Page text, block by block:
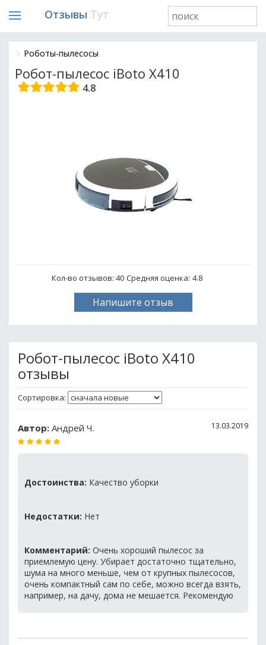
Отзывы Тут
Роботы-пылесосы
Робот-пылесос iBoto X410
4.8
Кол-во отзывов: 40 Средняя оценка: 4.8
Напишите отзыв
Робот-пылесос iBoto X410
отзывы
Сортировка:
Автор: Андрей Ч. 13.03.2019
Достоинства: Качество уборки
Недостатки: Нет
Комментарий: Очень хороший пылесос за
приемлемую цену. Убирает достаточно тщательно,
шума на много меньше, чем от крупных пылесосов,
очень компактный сам по себе, можно всегда взять,
например, на дачу, дома не мешается. Рекомендую